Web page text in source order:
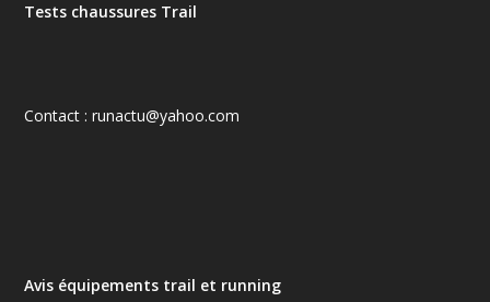
Tests chaussures Trail
Contact : runactu@yahoo.com
Avis équipements trail et running